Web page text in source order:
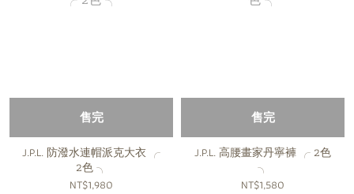
售完
J.P.L. 防潑水連帽派克大衣 ╭
2色 ╮
NT$1,980
售完
J.P.L. 高腰畫家丹寧褲 ╭ 2色
╮
NT$1,580